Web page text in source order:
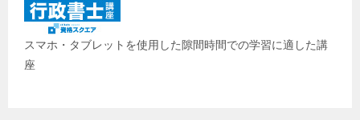
スマホ・タブレットを使用した隙間時間での学習に適した講
座